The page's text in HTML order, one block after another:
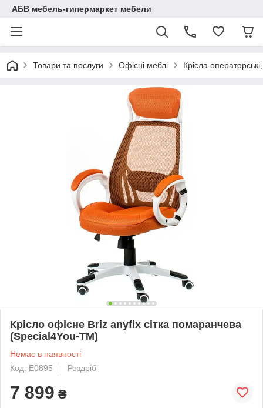
АБВ мебель-гипермаркет мебели
Товари та послуги Офісні меблі Крісла
Крісло офісне Briz anyfix сітка помаранчева
(Special4You-ТМ)
Немає в наявності
Код: E0895
Роздріб
7 899 ₴